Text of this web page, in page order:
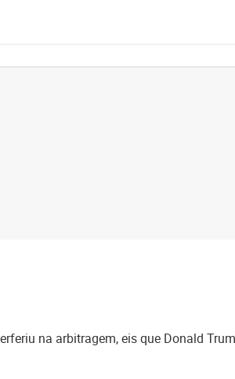
na arbitragem, eis que Donald